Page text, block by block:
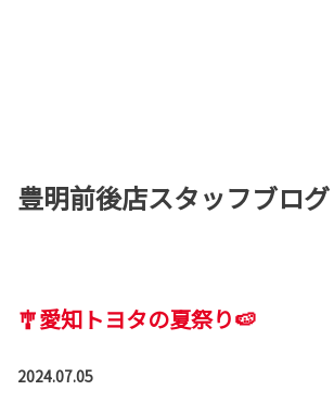
豊明前後店スタッフブログ
🎐愛知トヨタの夏祭り🍉
2024.07.05